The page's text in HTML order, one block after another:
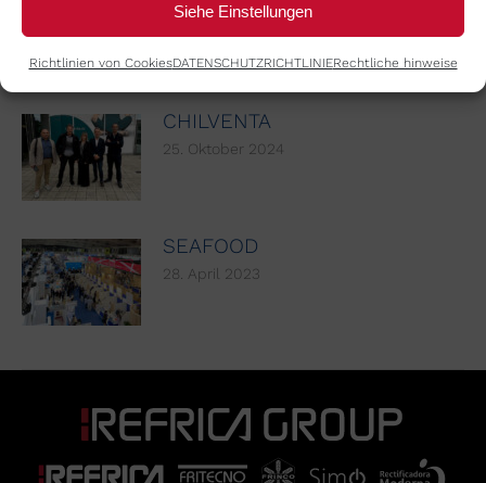
Siehe Einstellungen
Richtlinien von CookiesDATENSCHUTZRICHTLINIERechtliche hinweise
19. November 2025
CHILVENTA
25. Oktober 2024
SEAFOOD
28. April 2023